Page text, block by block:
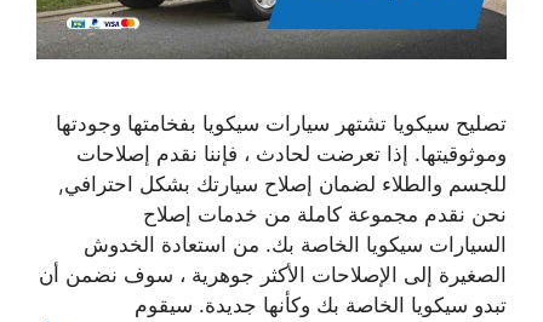
تصليح سيكويا تشتهر سيارات سيكويا بفخامتها وجودتها
وموثوقيتها. إذا تعرضت لحادث ، فإننا نقدم إصلاحات
للجسم والطلاء لضمان إصلاح سيارتك بشكل احترافي,
نحن نقدم مجموعة كاملة من خدمات إصلاح
السيارات سيكويا الخاصة بك. من استعادة الخدوش
الصغيرة إلى الإصلاحات الأكثر جوهرية ، سوف نضمن أن
تبدو سيكويا الخاصة بك وكأنها جديدة. سيقوم